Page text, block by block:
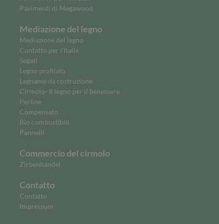
Pavimenti di Megawood
Mediazione del legno
Mediazione del legno
Contatto per l'Italia
Segati
Legno profilato
Legname da costruzione
Cirmolo- Il legno per il benessere
Perline
Compensato
Bio combustibili
Pannelli
Commercio del cirmolo
Zirbenhandel
Contatto
Contatto
Impressum